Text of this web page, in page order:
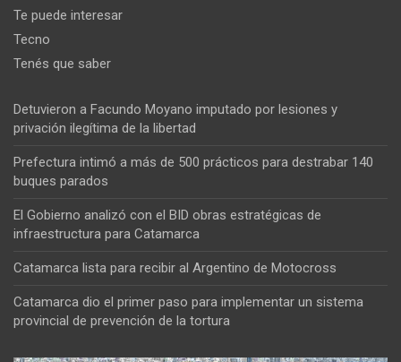
Te puede interesar
Tecno
Tenés que saber
Detuvieron a Facundo Moyano imputado por lesiones y
privación ilegítima de la libertad
Prefectura intimó a más de 500 prácticos para destrabar 140
buques parados
El Gobierno analizó con el BID obras estratégicas de
infraestructura para Catamarca
Catamarca lista para recibir al Argentino de Motocross
Catamarca dio el primer paso para implementar un sistema
provincial de prevención de la tortura